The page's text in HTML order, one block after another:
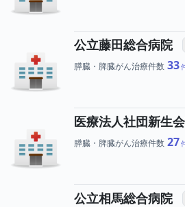
公立藤田総合病院
膵臓・脾臓がん治療件数 33
医療法人社団新生
膵臓・脾臓がん治療件数 27
公立相馬総合病院